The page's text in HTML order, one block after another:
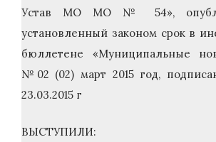
Устав МО МО № 54»,
установленный законом срок в
бюллетене «Муниципальные
№02 (02) март 2015 год,
23.03.2015 г
ВЫСТУПИЛИ: